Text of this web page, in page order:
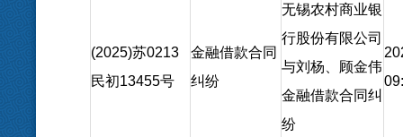
(2025)苏0213
民初13455号
金融借款合同
纠纷
无锡农村商业银
行股份有限公司
与刘杨、顾金伟
金融借款合同纠
纷